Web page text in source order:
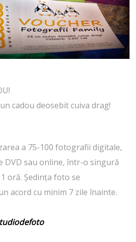
cadou deosebit cuiva drag!
a 75-100 fotografii digitale,
DVD sau online, într-o singură
oră. Ședința foto se
acord cu minim 7 zile înainte.